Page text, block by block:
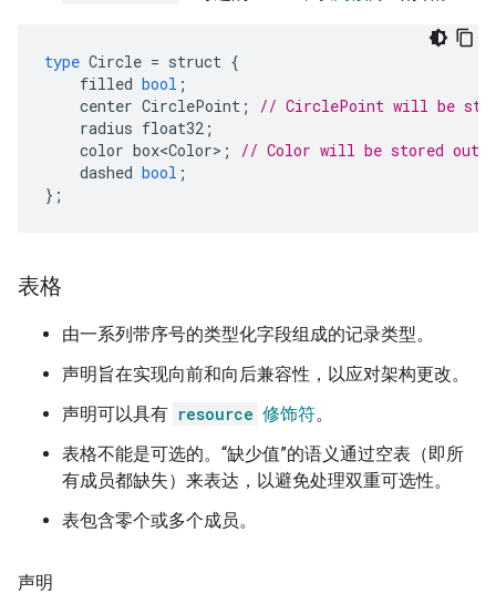
type Circle = struct {
filled bool ;
center CirclePoint ;
// CirclePoint will be
radius float32 ;
color box<Color> ;
// Color will be stored out-
dashed bool ;
};
表格
由一系列带序号的类型化字段组成的记录类型。
声明旨在实现向前和向后兼容性，以应对架构更改。
声明可以具有 resource 修饰符。
表格不能是可选的。“缺少值”的语义通过空表（即所
有成员都缺失）来表达，以避免处理双重可选性。
表包含零个或多个成员。
声明